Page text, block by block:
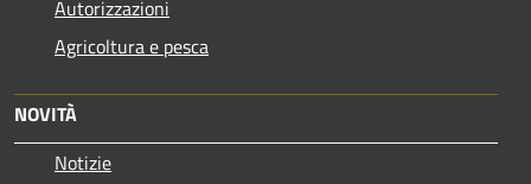
Autorizzazioni
Agricoltura e pesca
NOVITÀ
Notizie